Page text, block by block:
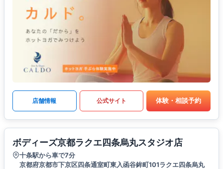
店舗情報 公式サイト 体験・相談予約
ボディーズ京都ラクエ四条烏丸スタジオ店
十条駅から車で7分
京都府京都市下京区四条通室町東入函谷鉾町101ラクエ四条烏丸